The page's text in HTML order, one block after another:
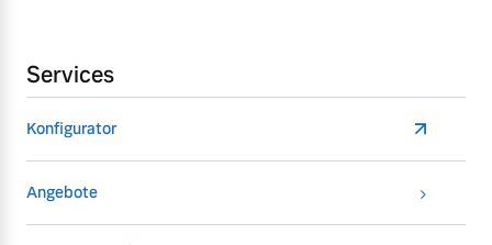
Services
Konfigurator
Angebote